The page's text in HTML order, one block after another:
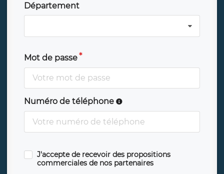
Département
Mot de passe
Numéro de téléphone
J'accepte de recevoir des propositions
commerciales de nos partenaires